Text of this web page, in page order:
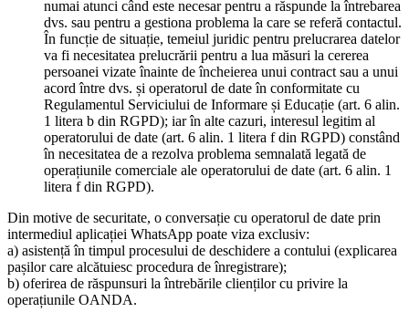
numai atunci când este necesar pentru a răspunde la întrebarea
dvs. sau pentru a gestiona problema la care se referă contactul.
În funcție de situație, temeiul juridic pentru prelucrarea datelor
va fi necesitatea prelucrării pentru a lua măsuri la cererea
persoanei vizate înainte de încheierea unui contract sau a unui
acord între dvs. și operatorul de date în conformitate cu
Regulamentul Serviciului de Informare și Educație (art. 6 alin.
1 litera b din RGPD); iar în alte cazuri, interesul legitim al
operatorului de date (art. 6 alin. 1 litera f din RGPD) constând
în necesitatea de a rezolva problema semnalată legată de
operațiunile comerciale ale operatorului de date (art. 6 alin. 1
litera f din RGPD).
Din motive de securitate, o conversație cu operatorul de date prin
intermediul aplicației WhatsApp poate viza exclusiv:
a) asistență în timpul procesului de deschidere a contului (explicarea
pașilor care alcătuiesc procedura de înregistrare);
b) oferirea de răspunsuri la întrebările clienților cu privire la
operațiunile OANDA.